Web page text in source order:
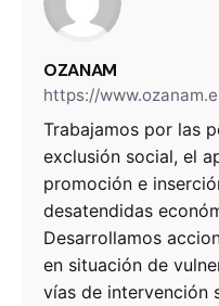
OZANAM
https://
Trabajamos por las
exclusión social, el
promoción e
desatendidas
Desarrollamos
en situación de
vías de intervención